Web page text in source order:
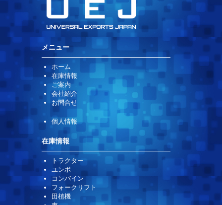
メニュー
ホーム
在庫情報
ご案内
会社紹介
お問合せ
個人情報
在庫情報
トラクター
ユンボ
コンバイン
フォークリフト
田植機